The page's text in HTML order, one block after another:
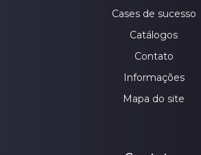
Cases de sucesso
Catálogos
Contato
Informações
Mapa do site